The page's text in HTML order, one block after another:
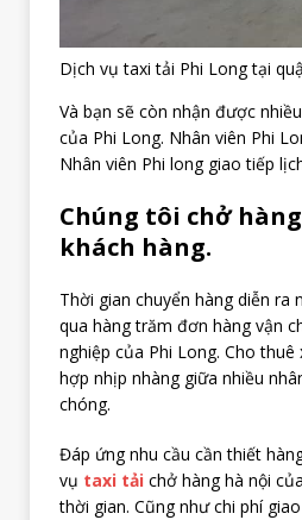
Dịch vụ taxi tải Phi Long tại
Và bạn sẽ còn nhận được
của Phi Long. Nhân viên Phi
Nhân viên Phi long giao tiếp
Chúng tôi chở
khách hàng.
Thời gian chuyển hàng diễn ra
qua hàng trăm đơn hàng vận
nghiệp của Phi Long. Cho
hợp nhịp nhàng giữa nhiều
chóng.
Đáp ứng nhu cầu cần thiết
vụ taxi tải chở hàng hà nội
thời gian. Cũng như chi phí